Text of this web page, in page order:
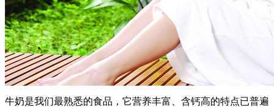
牛奶是我们最熟悉的食品，它营养丰富、含钙高的特点已普遍